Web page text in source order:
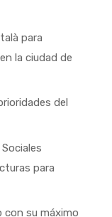
para
la ciudad de
del
para
con su máximo